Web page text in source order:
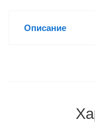
Описание